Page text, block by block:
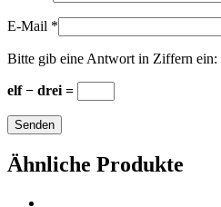
E-Mail *
Bitte gib eine Antwort in Ziffern ein:
elf − drei =
Ähnliche Produkte